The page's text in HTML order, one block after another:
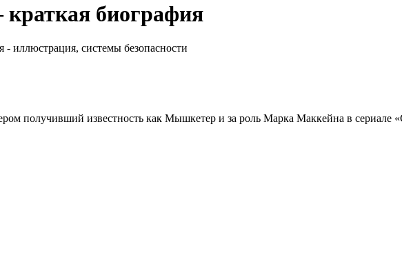
биография
получивший известность как Мышкетер и за роль Марка Маккейна в сериале